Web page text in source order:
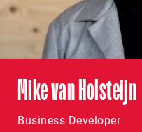
Mike van Holsteijn
Business Developer